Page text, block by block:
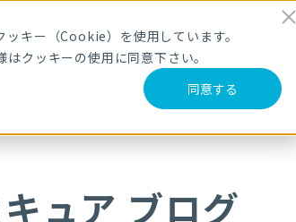
キー（Cookie）を使用しています。
クッキーの使用に同意下さい。
同意する
メールマガジン登録
導入事例 セミナー ブログ
ュア ブログ